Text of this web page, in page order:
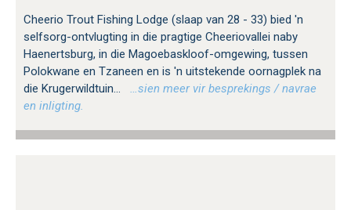
Cheerio Trout Fishing Lodge (slaap van 28 - 33) bied 'n
selfsorg-ontvlugting in die pragtige Cheeriovallei naby
Haenertsburg, in die Magoebaskloof-omgewing, tussen
Polokwane en Tzaneen en is 'n uitstekende oornagplek na
die Krugerwildtuin...
…sien meer vir besprekings / navrae
en inligting.